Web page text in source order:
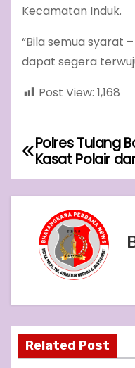
Kecamatan Induk.
“Bila semua syarat
dapat segera
Post View: 1,168
P
o
v
i
Polres Tulang
Kasat Polair
Related Post